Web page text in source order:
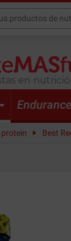
en
Endurance
protein Best